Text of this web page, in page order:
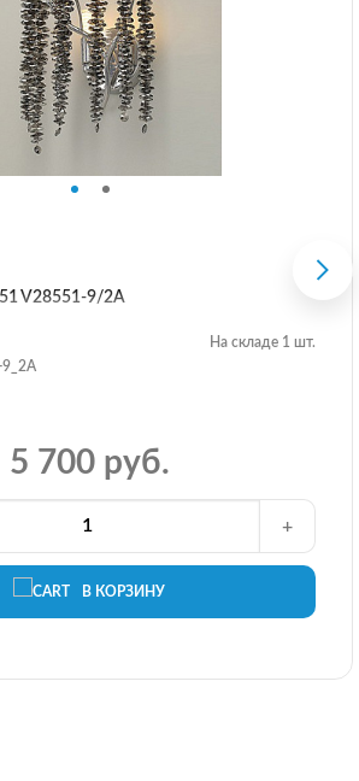
V28551-9/2A
На складе 1 шт.
9_2A
5 700 руб.
В КОРЗИНУ
+